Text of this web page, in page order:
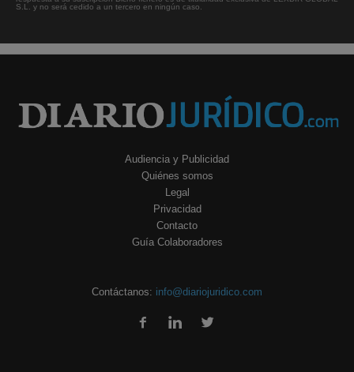
S.L. y no será cedido a un tercero en ningún caso.
Audiencia y Publicidad
Quiénes somos
Legal
Privacidad
Contacto
Guía Colaboradores
Contáctanos: info@diariojuridico.com